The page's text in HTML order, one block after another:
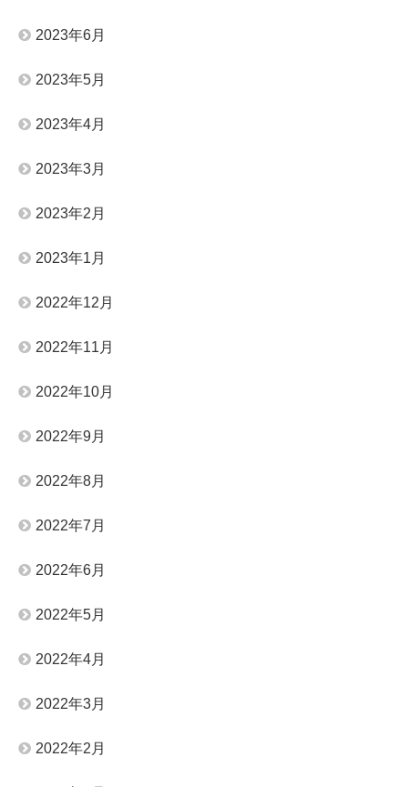
2023年6月
2023年5月
2023年4月
2023年3月
2023年2月
2023年1月
2022年12月
2022年11月
2022年10月
2022年9月
2022年8月
2022年7月
2022年6月
2022年5月
2022年4月
2022年3月
2022年2月